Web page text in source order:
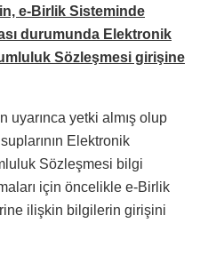
e-Birlik Sisteminde
durumunda Elektronik
Sözleşmesi girişine
uyarınca yetki almış olup
Elektronik
Sözleşmesi bilgi
için öncelikle e-Birlik
ilişkin bilgilerin girişini